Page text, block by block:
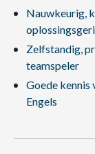
Nauwkeurig,
Zelfstandig,
teamspeler
Goede kennis
Engels